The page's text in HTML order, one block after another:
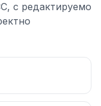
с редактируемо